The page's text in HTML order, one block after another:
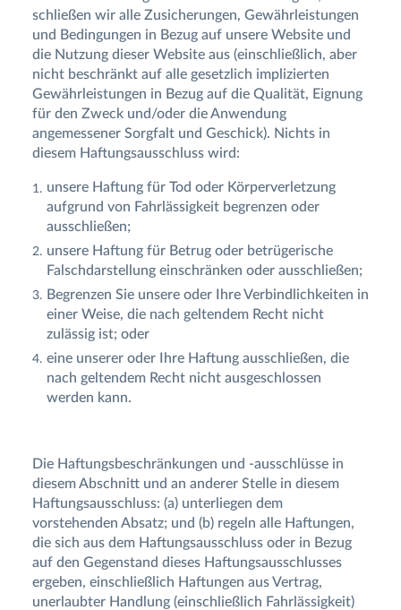
schließen wir alle Zusicherungen, Gewährleistungen
und Bedingungen in Bezug auf unsere Website und
die Nutzung dieser Website aus (einschließlich, aber
nicht beschränkt auf alle gesetzlich implizierten
Gewährleistungen in Bezug auf die Qualität, Eignung
für den Zweck und/oder die Anwendung
angemessener Sorgfalt und Geschick). Nichts in
diesem Haftungsausschluss wird:
unsere Haftung für Tod oder Körperverletzung
aufgrund von Fahrlässigkeit begrenzen oder
ausschließen;
unsere Haftung für Betrug oder betrügerische
Falschdarstellung einschränken oder ausschließen;
Begrenzen Sie unsere oder Ihre Verbindlichkeiten in
einer Weise, die nach geltendem Recht nicht
zulässig ist; oder
eine unserer oder Ihre Haftung ausschließen, die
nach geltendem Recht nicht ausgeschlossen
werden kann.
Die Haftungsbeschränkungen und -ausschlüsse in
diesem Abschnitt und an anderer Stelle in diesem
Haftungsausschluss: (a) unterliegen dem
vorstehenden Absatz; und (b) regeln alle Haftungen,
die sich aus dem Haftungsausschluss oder in Bezug
auf den Gegenstand dieses Haftungsausschlusses
ergeben, einschließlich Haftungen aus Vertrag,
unerlaubter Handlung (einschließlich Fahrlässigkeit)